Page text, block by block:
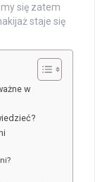
się zatem
staje się
w